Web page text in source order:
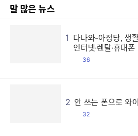
말 많은 뉴스
1 다나와-아정당, 생
인터넷·렌탈·휴대
댓
36
2 안 쓰는 폰으로 와
댓
32